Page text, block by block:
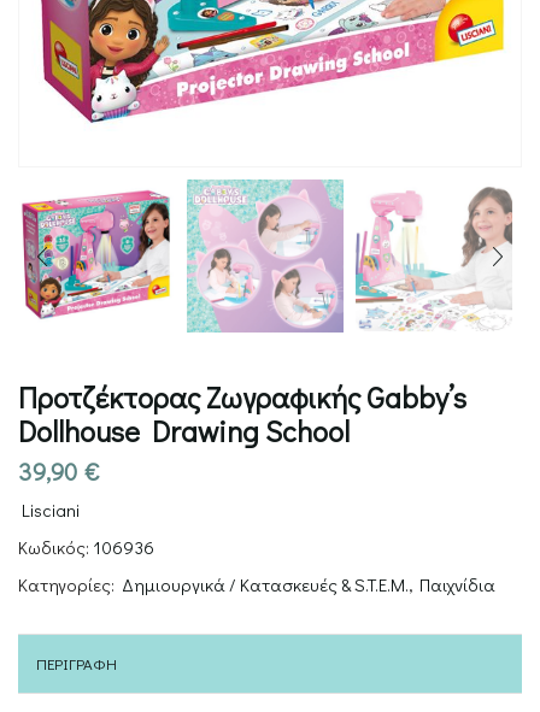
Προτζέκτορας Ζωγραφικής Gabby’s
Dollhouse Drawing School
39,90 €
Lisciani
Κωδικός: 106936
Κατηγορίες: Δημιουργικά / Κατασκευές & S.T.E.M., Παιχνίδια
ΠΕΡΙΓΡΑΦΉ